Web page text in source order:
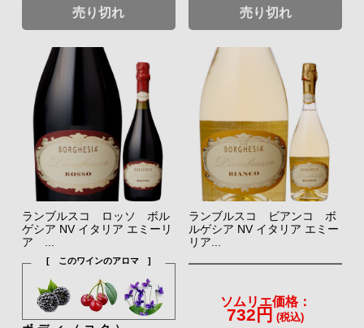
売り切れ 売り切れ
ランブルスコ ロッソ ボル
ゲシア NV イタリア エミーリ
ア ...
[ このワインのアロマ ]
ランブルスコ ビアンコ ボ
ルゲシア NV イタリア エミー
リア...
ソムリエ価格：
732円 (税込)